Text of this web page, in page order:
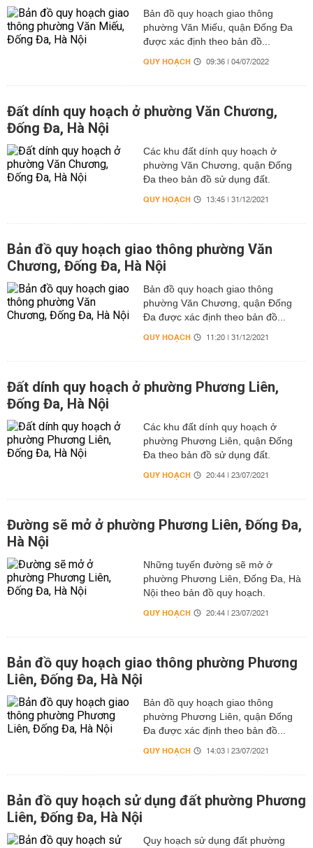
Bản đồ quy hoạch giao thông
phường Văn Miếu, quận Đống Đa
được xác định theo bản đồ...
QUY HOẠCH 09:36 | 04/07/2022
Đất dính quy hoạch ở phường Văn Chương,
Đống Đa, Hà Nội
Các khu đất dính quy hoạch ở
phường Văn Chương, quận Đống
Đa theo bản đồ sử dụng đất.
QUY HOẠCH 13:45 | 31/12/2021
Bản đồ quy hoạch giao thông phường Văn
Chương, Đống Đa, Hà Nội
Bản đồ quy hoạch giao thông
phường Văn Chương, quận Đống
Đa được xác định theo bản đồ...
QUY HOẠCH 11:20 | 31/12/2021
Đất dính quy hoạch ở phường Phương Liên,
Đống Đa, Hà Nội
Các khu đất dính quy hoạch ở
phường Phương Liên, quận Đống
Đa theo bản đồ sử dụng đất.
QUY HOẠCH 20:44 | 23/07/2021
Đường sẽ mở ở phường Phương Liên, Đống Đa,
Hà Nội
Những tuyến đường sẽ mở ở
phường Phương Liên, Đống Đa, Hà
Nội theo bản đồ quy hoạch.
QUY HOẠCH 20:44 | 23/07/2021
Bản đồ quy hoạch giao thông phường Phương
Liên, Đống Đa, Hà Nội
Bản đồ quy hoạch giao thông
phường Phương Liên, quận Đống
Đa được xác định theo bản đồ...
QUY HOẠCH 14:03 | 23/07/2021
Bản đồ quy hoạch sử dụng đất phường Phương
Liên, Đống Đa, Hà Nội
Quy hoạch sử dụng đất phường